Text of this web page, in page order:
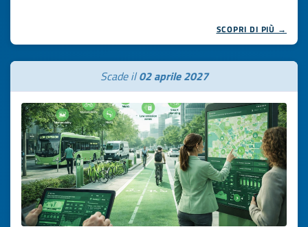
SCOPRI DI PIÙ →
Scade il02 aprile 2027